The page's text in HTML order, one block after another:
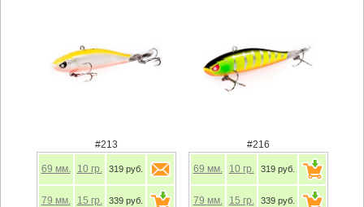
#213
69 мм. 10 гр. 319 руб.
79 мм. 15 гр. 339 руб.
#216
69 мм. 10 гр. 319 руб.
79 мм. 15 гр. 339 руб.